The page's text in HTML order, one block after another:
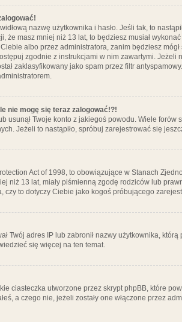
nazwę użytkownika i hasło. Jeśli tak, to
że masz mniej niż 13 lat, to będziesz musiał
albo przez administratora, zanim będziesz
zgodnie z instrukcjami w nim zawartymi.
zaklasyfikowany jako spam przez filtr
nie mogę się teraz zalogować!?!
usunął Twoje konto z jakiegoś powodu. Wiele
Jeżeli to nastąpiło, spróbuj zarejestrować się
Act of 1998, to obowiązujące w Stanach
niż 13 lat, miały piśmienną zgodę rodziców lub
czy to dotyczy Ciebie jako kogoś próbującego
Twój adres IP lub zabronił nazwy użytkownika,
się więcej na ten temat.
ciasteczka utworzone przez skrypt phpBB, które
a czego nie, jeżeli zostały one włączone przez